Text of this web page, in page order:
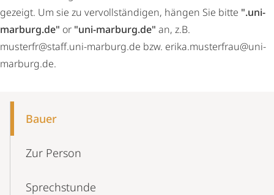
gezeigt. Um sie zu vervollständigen, hängen Sie bitte ".uni-
marburg.de" or "uni-marburg.de" an, z.B.
musterfr@staff.uni-marburg.de bzw. erika.musterfrau@uni-
marburg.de.
Navigation
Bauer
Zur Person
Sprechstunde